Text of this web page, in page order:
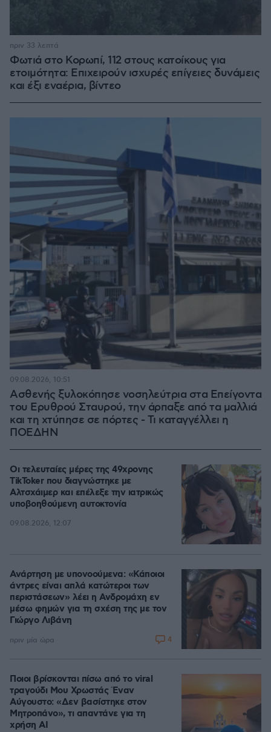
Φωτιά στο Κορωπί, 112 στους κατοίκους για
ετοιμότητα: Επιχειρούν ισχυρές επίγειες δυνάμεις
και έξι εναέρια, βίντεο
πριν 33 λεπτά
Ασθενής ξυλοκόπησε νοσηλεύτρια στα Επείγοντα
του Ερυθρού Σταυρού, την άρπαξε από τα μαλλιά
και τη χτύπησε σε πόρτες - Τι καταγγέλλει η
ΠΟΕΔΗΝ
09.08.2026, 10:51
Οι τελευταίες μέρες της 49χρονης
TikToker που διαγνώστηκε με
Αλτσχάιμερ και επέλεξε την ιατρικώς
υποβοηθούμενη αυτοκτονία
09.08.2026, 12:07
Ανάρτηση με υπονοούμενα: «Κάποιοι
άντρες είναι απλά κατώτεροι των
περιστάσεων» λέει η Ανδρομάχη εν
μέσω φημών για τη σχέση της με τον
Γιώργο Λιβάνη
πριν μία ώρα 4
Ποιοι βρίσκονται πίσω από το viral
τραγούδι Μου Χρωστάς Έναν
Αύγουστο: «Δεν βασίστηκε στον
Μητροπάνο», τι απαντάνε για τη
χρήση AI